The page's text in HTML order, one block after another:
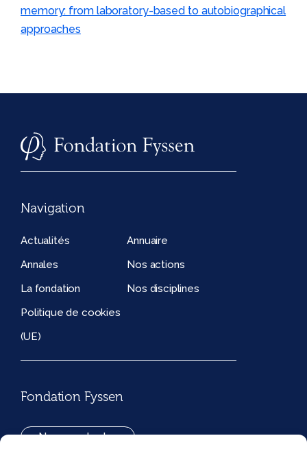
memory: from laboratory-based to autobiographical
approaches
Navigation
Actualités
Annuaire
Annales
Nos actions
La fondation
Nos disciplines
Politique de cookies
(UE)
Fondation Fyssen
Nous contacter